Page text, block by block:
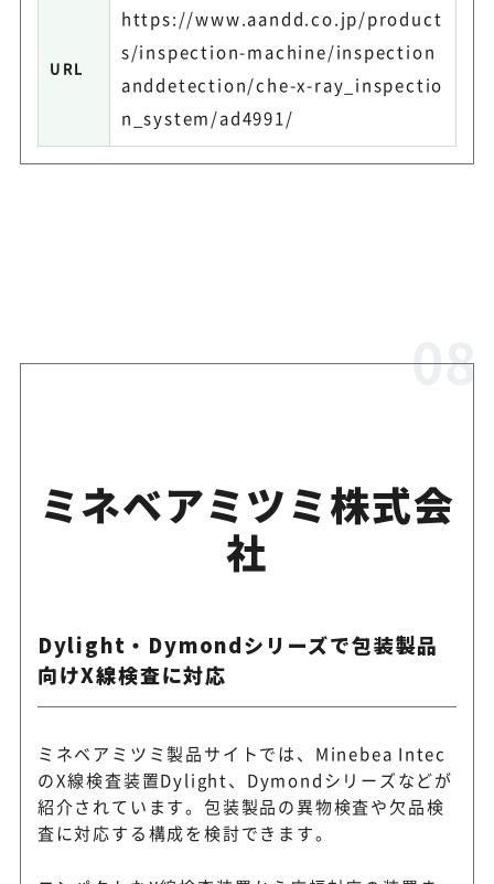
URL
https://www.aandd.co.jp/product
s/inspection-machine/inspection
anddetection/che-x-ray_inspectio
n_system/ad4991/
ミネベアミツミ株式会
社
Dylight・Dymondシリーズで包装製品
向けX線検査に対応
ミネベアミツミ製品サイトでは、Minebea Intec
のX線検査装置Dylight、Dymondシリーズなどが
紹介されています。包装製品の異物検査や欠品検
査に対応する構成を検討できます。